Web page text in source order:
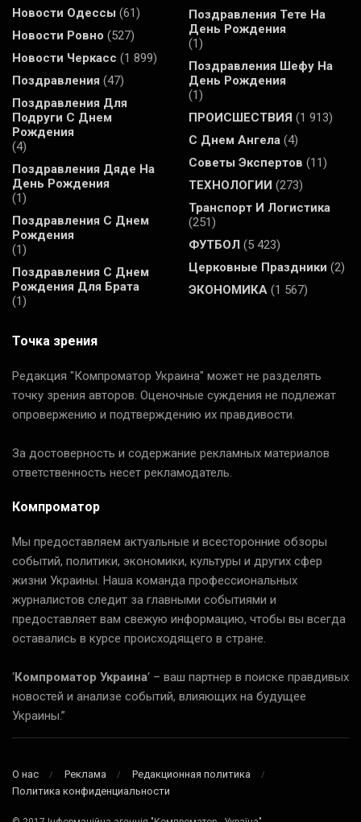
Новости Одессы (61)
Новости Ровно (527)
Новости Черкасс (1 899)
Поздравления (47)
Поздравления Для
Подруги С Днем
Рождения
(4)
Поздравления Дяде На
День Рождения
(1)
Поздравления С Днем
Рождения
(1)
Поздравления С Днем
Рождения Для Брата
(1)
Поздравления Тете На
День Рождения
(1)
Поздравления Шефу На
День Рождения
(1)
ПРОИСШЕСТВИЯ (1 913)
С Днем Ангела (4)
Советы Экспертов (11)
ТЕХНОЛОГИИ (273)
Транспорт И Логистика
(251)
ФУТБОЛ (5 423)
Церковные Праздники (2)
ЭКОНОМИКА (1 567)
Точка зрения
Редакция "Компроматор Украина" может не разделять
точку зрения авторов. Оценочные суждения не подлежат
опровержению и подтверждению их правдивости.
За достоверность и содержание рекламных материалов
ответственность несет рекламодатель.
Компроматор
Мы предоставляем актуальные и всесторонние обзоры
событий, политики, экономики, культуры и других сфер
жизни Украины. Наша команда профессиональных
журналистов следит за главными событиями и
предоставляет вам свежую информацию, чтобы вы всегда
оставались в курсе происходящего в стране.
‘Компроматор Украина‘ – ваш партнер в поиске правдивых
новостей и анализе событий, влияющих на будущее
Украины.”
О нас Реклама
Редакционная политика
Политика конфиденциальности